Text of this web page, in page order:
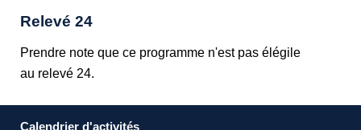
Relevé 24
Prendre note que ce programme n'est pas élégile
au relevé 24.
Calendrier d'activités